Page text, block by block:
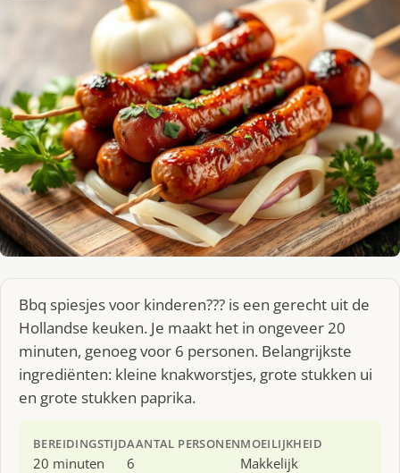
Bbq spiesjes voor kinderen??? is een gerecht uit de
Hollandse keuken. Je maakt het in ongeveer 20
minuten, genoeg voor 6 personen. Belangrijkste
ingrediënten: kleine knakworstjes, grote stukken ui
en grote stukken paprika.
BEREIDINGSTIJD
20 minuten
AANTAL PERSONEN
6
MOEILIJKHEID
Makkelijk